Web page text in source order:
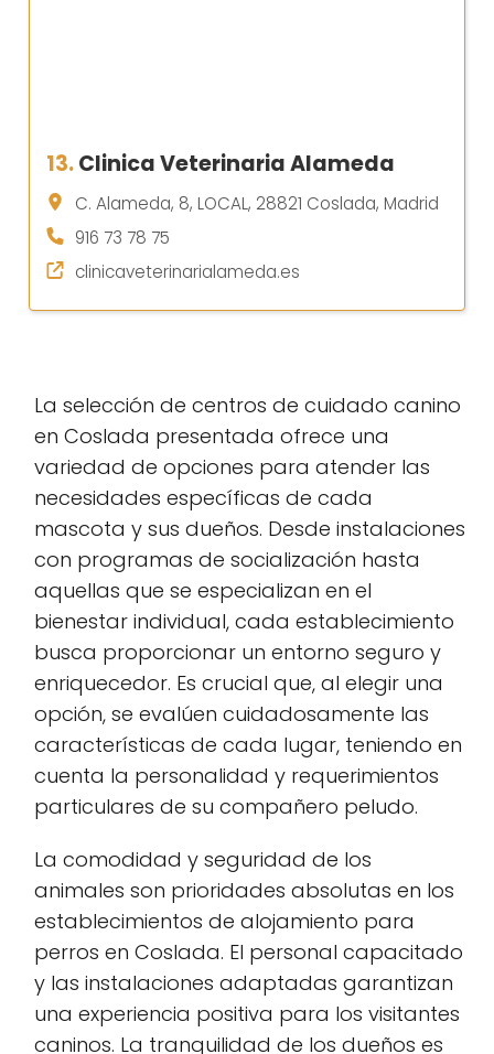
13.Clinica Veterinaria Alameda
C. Alameda, 8, LOCAL, 28821 Coslada, Madrid
916 73 78 75
clinicaveterinarialameda.es
La selección de centros de cuidado canino
en Coslada presentada ofrece una
variedad de opciones para atender las
necesidades específicas de cada
mascota y sus dueños. Desde instalaciones
con programas de socialización hasta
aquellas que se especializan en el
bienestar individual, cada establecimiento
busca proporcionar un entorno seguro y
enriquecedor. Es crucial que, al elegir una
opción, se evalúen cuidadosamente las
características de cada lugar, teniendo en
cuenta la personalidad y requerimientos
particulares de su compañero peludo.
La comodidad y seguridad de los
animales son prioridades absolutas en los
establecimientos de alojamiento para
perros en Coslada. El personal capacitado
y las instalaciones adaptadas garantizan
una experiencia positiva para los visitantes
caninos. La tranquilidad de los dueños es